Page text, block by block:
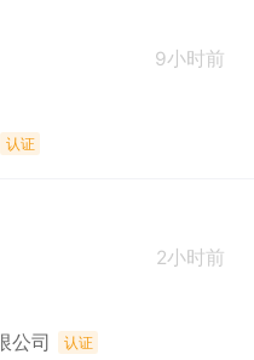
9小时前
认证
2小时前
公司 认证